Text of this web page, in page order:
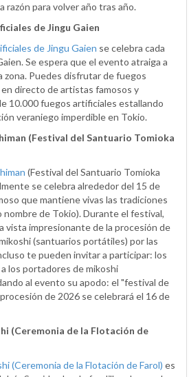
razón para volver año tras año.
de Jingu Gaien
de Jingu Gaien se celebra cada
Se espera que el evento atraiga a
zona. Puedes disfrutar de fuegos
directo de artistas famosos y
10.000 fuegos artificiales estallando
veraniego imperdible en Tokio.
(Festival del Santuario Tomioka
(Festival del Santuario Tomioka
se celebra alrededor del 15 de
que mantiene vivas las tradiciones
nombre de Tokio). Durante el festival,
vista impresionante de la procesión de
(santuarios portátiles) por las
te pueden invitar a participar: los
los portadores de mikoshi
al evento su apodo: el "festival de
de 2026 se celebrará el 16 de
(Ceremonia de la Flotación de
(Ceremonia de la Flotación de Farol) es